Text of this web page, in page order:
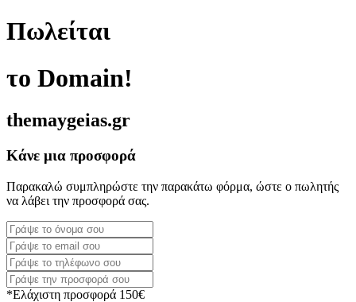
Πωλείται
το Domain!
themaygeias.gr
Κάνε μια προσφορά
Παρακαλώ συμπληρώστε την παρακάτω φόρμα, ώστε ο πωλητής
να λάβει την προσφορά σας.
*Ελάχιστη προσφορά 150€